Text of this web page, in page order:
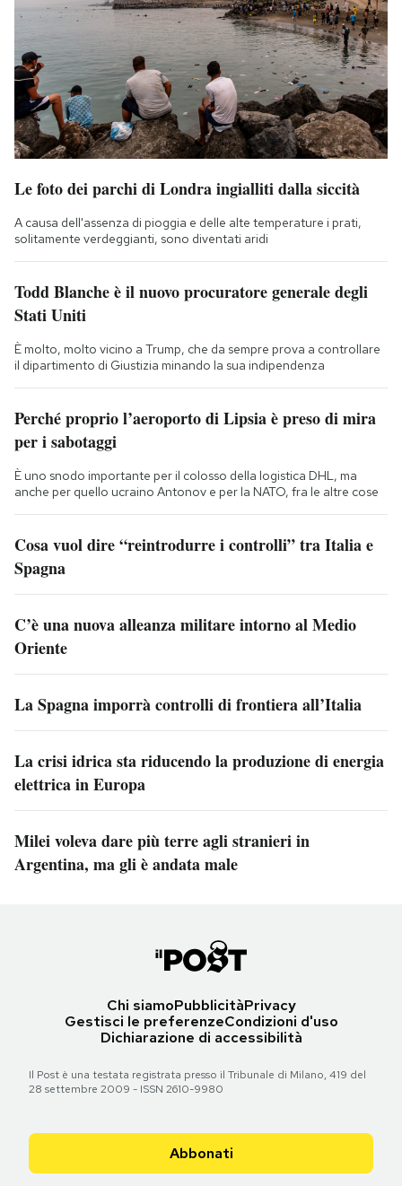
Le foto dei parchi di Londra ingialliti dalla siccità
A causa dell'assenza di pioggia e delle alte temperature i prati,
solitamente verdeggianti, sono diventati aridi
Todd Blanche è il nuovo procuratore generale degli
Stati Uniti
È molto, molto vicino a Trump, che da sempre prova a controllare
il dipartimento di Giustizia minando la sua indipendenza
Perché proprio l’aeroporto di Lipsia è preso di mira
per i sabotaggi
È uno snodo importante per il colosso della logistica DHL, ma
anche per quello ucraino Antonov e per la NATO, fra le altre cose
Cosa vuol dire “reintrodurre i controlli” tra Italia e
Spagna
C’è una nuova alleanza militare intorno al Medio
Oriente
La Spagna imporrà controlli di frontiera all’Italia
La crisi idrica sta riducendo la produzione di energia
elettrica in Europa
Milei voleva dare più terre agli stranieri in
Argentina, ma gli è andata male
Chi siamoPubblicitàPrivacy
Gestisci le preferenzeCondizioni d'uso
Dichiarazione di accessibilità
Il Post è una testata registrata presso il Tribunale di Milano, 419 del
28 settembre 2009 - ISSN 2610-9980
Abbonati